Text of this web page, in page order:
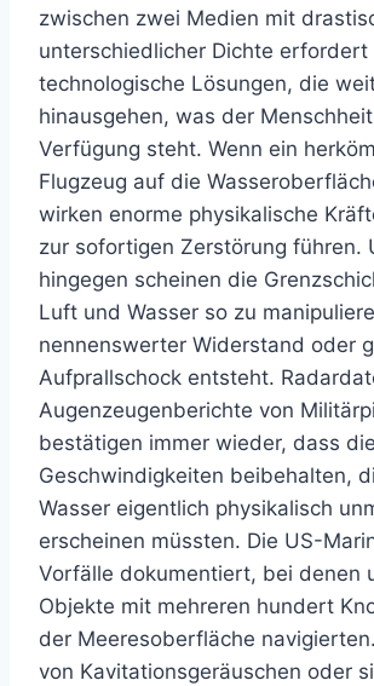
zwischen zwei Medien mit
unterschiedlicher Dichte erfordert
technologische Lösungen, die
hinausgehen, was der
Verfügung steht. Wenn ein
Flugzeug auf die
wirken enorme physikalische
zur sofortigen Zerstörung führen.
hingegen scheinen die
Luft und Wasser so zu
nennenswerter Widerstand oder
Aufprallschock entsteht.
Augenzeugenberichte von
bestätigen immer wieder, dass
Geschwindigkeiten beibehalten,
Wasser eigentlich physikalisch
erscheinen müssten. Die US-
Vorfälle dokumentiert, bei denen
Objekte mit mehreren hundert
der Meeresoberfläche
von Kavitationsgeräuschen oder